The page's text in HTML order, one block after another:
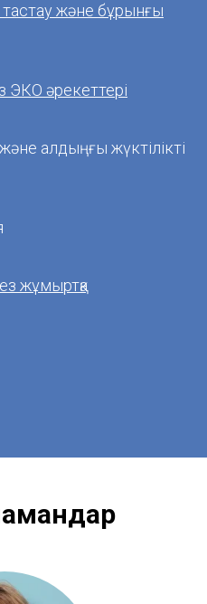
тастау және бұрынғы
ЭКО әрекеттері
алдыңғы жүктілікті
жұмыртқа